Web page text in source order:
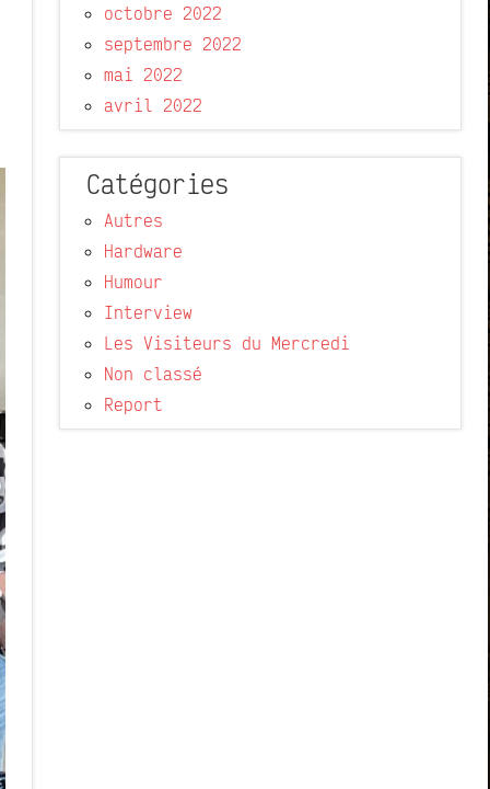
octobre 2022
septembre 2022
mai 2022
avril 2022
Catégories
Autres
Hardware
Humour
Interview
Les Visiteurs du Mercredi
Non classé
Report